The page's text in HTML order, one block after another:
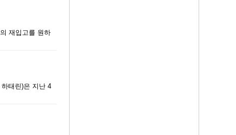
재입고를 원하
태린)은 지난 4